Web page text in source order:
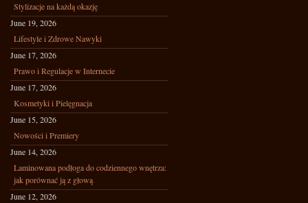
Stylizacje na każdą okazję
June 19, 2026
Lifestyle i Zdrowe Nawyki
June 17, 2026
Prawo i Regulacje w Internecie
June 17, 2026
Kosmetyki i Pielęgnacja
June 15, 2026
Nowości i Premiery
June 14, 2026
Laminowana podłoga do codziennego wnętrza:
jak porównać ją z głową
June 12, 2026